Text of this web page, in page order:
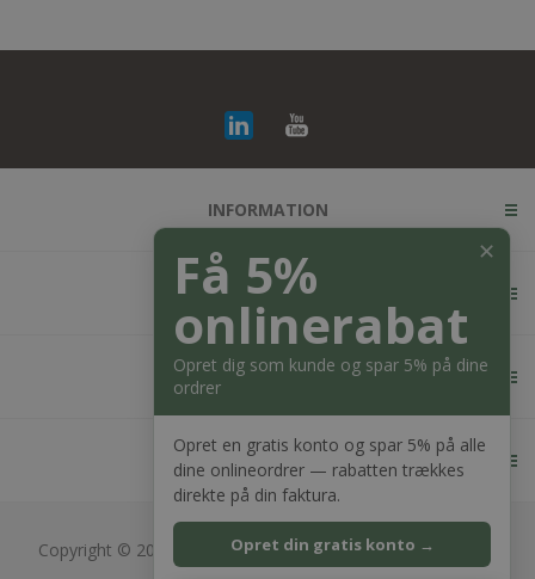
INFORMATION
KUNDESERVICE
MIN KONTO
KONTAKT OS
Copyright © 2026 Bagger Nielsen webshop. Alle rettigheder
forbeholdt.
✕
Få 5%
onlinerabat
Opret dig som kunde og spar 5% på dine
ordrer
Opret en gratis konto og spar 5% på alle
dine onlineordrer — rabatten trækkes
direkte på din faktura.
Opret din gratis konto →